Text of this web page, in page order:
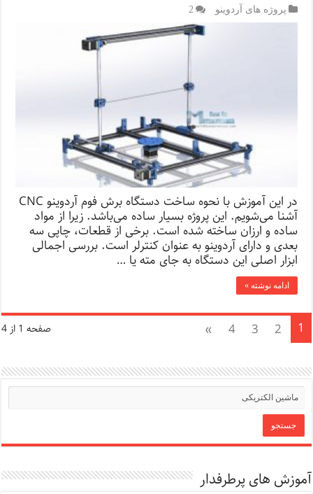
پروژه های آردوینو 2
در این آموزش با نحوه ساخت دستگاه برش فوم آردوینو CNC
آشنا می‌شویم. این پروژه بسیار ساده می‌باشد. زیرا از مواد
ساده و ارزان ساخته شده است. برخی از قطعات، چاپی سه
بعدی و دارای آردوینو به عنوان کنترلر است. بررسی اجمالی
ابزار اصلی این دستگاه به جای مته یا …
ادامه نوشته »
صفحه 1 از 4 1
2
3
4
»
آموزش های پرطرفدار